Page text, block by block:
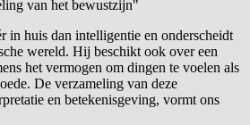
van het bewustzijn"
in huis dan intelligentie en onderscheidt
wereld. Hij beschikt ook over een
het vermogen om dingen te voelen als
De verzameling van deze
en betekenisgeving, vormt ons